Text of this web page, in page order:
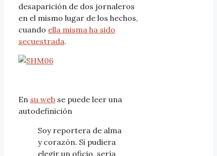
desaparición de dos jornaleros
en el mismo lugar de los hechos,
cuando ella misma ha sido
secuestrada.
En su web se puede leer una
autodefinición
Soy reportera de alma
y corazón. Si pudiera
elegir un oficio, sería